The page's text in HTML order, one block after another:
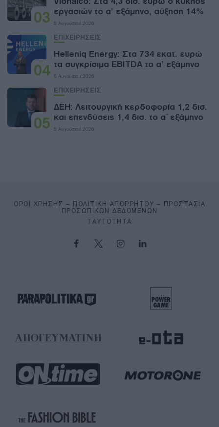
03 εργασιών το α’ εξάμηνο, αύξηση 14%
5 Αυγούστου 2026
04
ΕΠΙΧΕΙΡΗΣΕΙΣ
Helleniq Energy: Στα 734 εκατ. ευρώ
τα συγκρίσιμα EBITDA το α’ εξάμηνο
5 Αυγούστου 2026
05
ΕΠΙΧΕΙΡΗΣΕΙΣ
ΔΕΗ: Λειτουργική κερδοφορία 1,2 δισ.
και επενδύσεις 1,4 δισ. το α΄ εξάμηνο
5 Αυγούστου 2026
ΌΡΟΙ ΧΡΉΣΗΣ – ΠΟΛΙΤΙΚΉ ΑΠΟΡΡΉΤΟΥ – ΠΡΟΣΤΑΣΊΑ
ΠΡΟΣΩΠΙΚΏΝ ΔΕΔΟΜΈΝΩΝ
ΤΑΥΤΌΤΗΤΑ